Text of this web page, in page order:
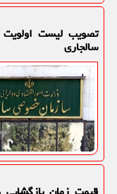
تصویب لیست
سالجاری